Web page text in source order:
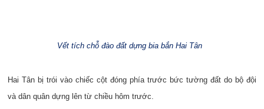
Vết tích chỗ đào đất dựng bia bắn Hai Tân
Hai Tân bị trói vào chiếc cột đóng phía trước bức tường đất do bộ đội
và dân quân dựng lên từ chiều hôm trước.